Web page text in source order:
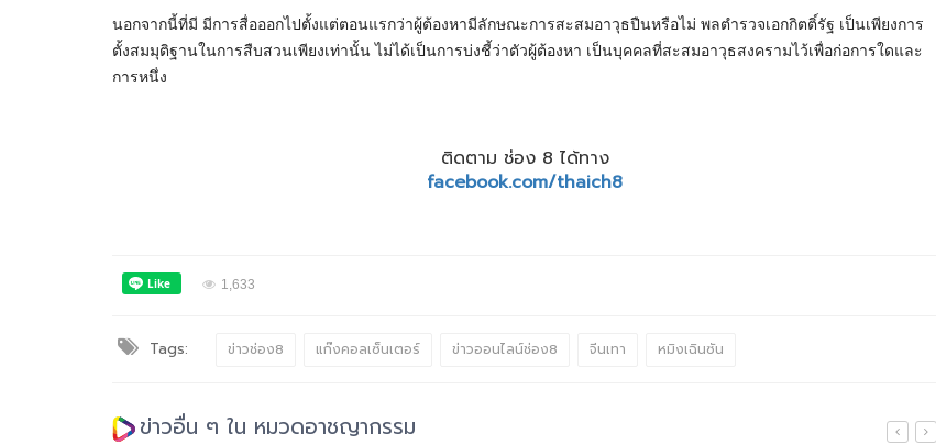
นอกจากนี้ที่มี มีการสื่อออกไปตั้งแต่ตอนแรกว่าผู้ต้องหามีลักษณะการสะสมอาวุธปืนหรือไม่ พลตำรวจเอกกิตติ์รัฐ เป็นเพียงการ
ตั้งสมมุติฐานในการสืบสวนเพียงเท่านั้น ไม่ได้เป็นการบ่งชี้ว่าตัวผู้ต้องหา เป็นบุคคลที่สะสมอาวุธสงครามไว้เพื่อก่อการใดและ
การหนึ่ง
ติดตาม ช่อง 8 ได้ทาง
facebook.com/thaich8
1,633
Tags: ข่าวช่อง8 แก๊งคอลเซ็นเตอร์ ข่าวออนไลน์ช่อง8 จีนเทา หมิงเฉินซัน
ข่าวอื่น ๆ ใน หมวดอาชญากรรม